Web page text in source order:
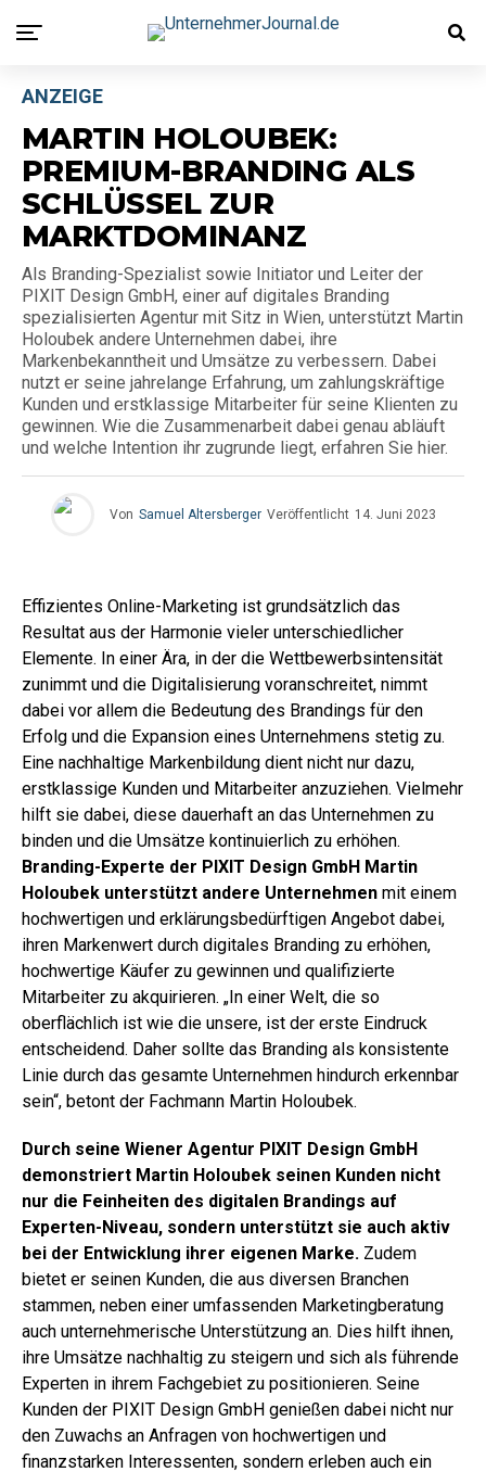
ANZEIGE
MARTIN HOLOUBEK:
PREMIUM-BRANDING ALS
SCHLÜSSEL ZUR
MARKTDOMINANZ
Als Branding-Spezialist sowie Initiator und Leiter der
PIXIT Design GmbH, einer auf digitales Branding
spezialisierten Agentur mit Sitz in Wien, unterstützt Martin
Holoubek andere Unternehmen dabei, ihre
Markenbekanntheit und Umsätze zu verbessern. Dabei
nutzt er seine jahrelange Erfahrung, um zahlungskräftige
Kunden und erstklassige Mitarbeiter für seine Klienten zu
gewinnen. Wie die Zusammenarbeit dabei genau abläuft
und welche Intention ihr zugrunde liegt, erfahren Sie hier.
Von Samuel Altersberger Veröffentlicht 14. Juni 2023
Effizientes Online-Marketing ist grundsätzlich das
Resultat aus der Harmonie vieler unterschiedlicher
Elemente. In einer Ära, in der die Wettbewerbsintensität
zunimmt und die Digitalisierung voranschreitet, nimmt
dabei vor allem die Bedeutung des Brandings für den
Erfolg und die Expansion eines Unternehmens stetig zu.
Eine nachhaltige Markenbildung dient nicht nur dazu,
erstklassige Kunden und Mitarbeiter anzuziehen. Vielmehr
hilft sie dabei, diese dauerhaft an das Unternehmen zu
binden und die Umsätze kontinuierlich zu erhöhen.
Branding-Experte der PIXIT Design GmbH Martin
Holoubek unterstützt andere Unternehmen mit einem
hochwertigen und erklärungsbedürftigen Angebot dabei,
ihren Markenwert durch digitales Branding zu erhöhen,
hochwertige Käufer zu gewinnen und qualifizierte
Mitarbeiter zu akquirieren. „In einer Welt, die so
oberflächlich ist wie die unsere, ist der erste Eindruck
entscheidend. Daher sollte das Branding als konsistente
Linie durch das gesamte Unternehmen hindurch erkennbar
sein“, betont der Fachmann Martin Holoubek.
Durch seine Wiener Agentur PIXIT Design GmbH
demonstriert Martin Holoubek seinen Kunden nicht
nur die Feinheiten des digitalen Brandings auf
Experten-Niveau, sondern unterstützt sie auch aktiv
bei der Entwicklung ihrer eigenen Marke. Zudem
bietet er seinen Kunden, die aus diversen Branchen
stammen, neben einer umfassenden Marketingberatung
auch unternehmerische Unterstützung an. Dies hilft ihnen,
ihre Umsätze nachhaltig zu steigern und sich als führende
Experten in ihrem Fachgebiet zu positionieren. Seine
Kunden der PIXIT Design GmbH genießen dabei nicht nur
den Zuwachs an Anfragen von hochwertigen und
finanzstarken Interessenten, sondern erleben auch ein